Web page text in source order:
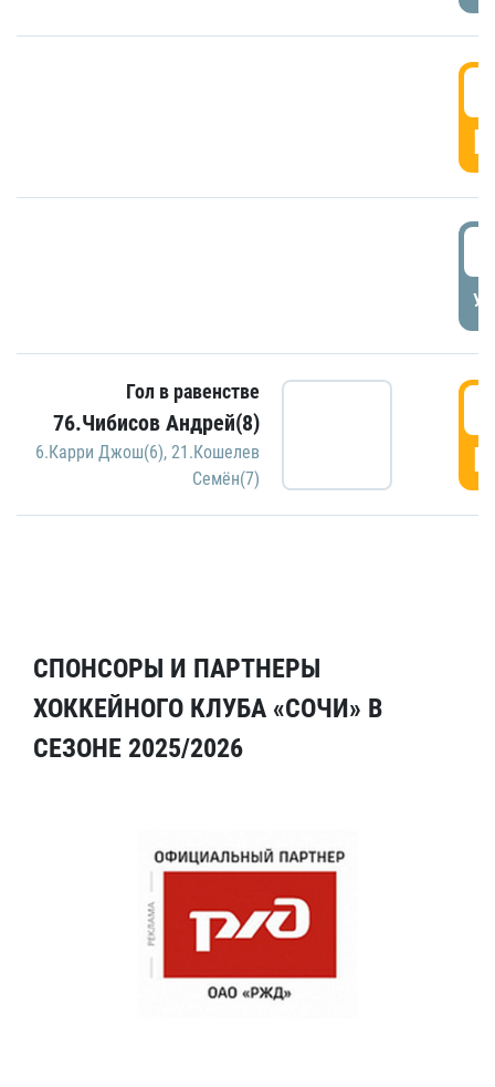
Гол в равенстве
76.Чибисов Андрей(8)
6.Карри Джош(6), 21.Кошелев
Семён(7)
СПОНСОРЫ И ПАРТНЕРЫ
ХОККЕЙНОГО КЛУБА «СОЧИ» В
СЕЗОНЕ 2025/2026